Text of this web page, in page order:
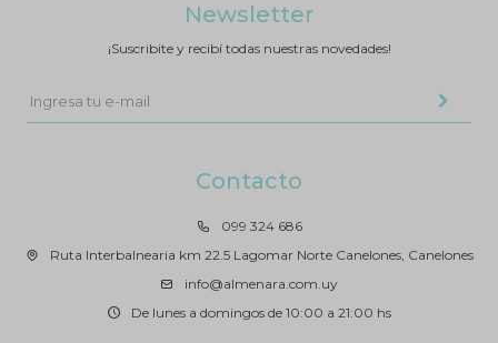
Contacto
099 324 686
Ruta Interbalnearia km 22.5 Lagomar Norte Canelones, Canelones
info@almenara.com.uy
De lunes a domingos de 10:00 a 21:00 hs
Newsletter
¡Suscribite y recibí todas nuestras novedades!